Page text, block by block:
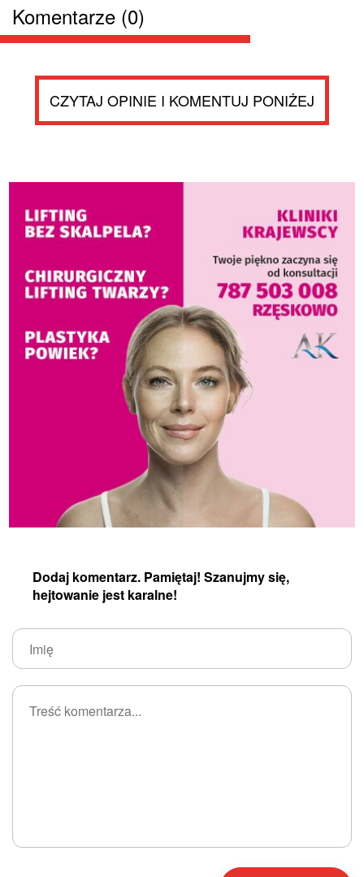
Komentarze (0)
CZYTAJ OPINIE I KOMENTUJ PONIŻEJ
Dodaj komentarz. Pamiętaj! Szanujmy się,
hejtowanie jest karalne!